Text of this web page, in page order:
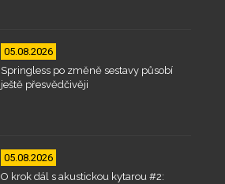
05.08.2026
Springless po změně sestavy působí
ještě přesvědčivěji
05.08.2026
O krok dál s akustickou kytarou #2: